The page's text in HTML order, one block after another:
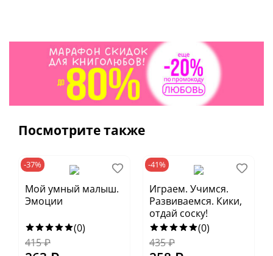
Посмотрите также
-37%
Мой умный малыш.
Эмоции
(0)
415₽
-41%
Играем. Учимся.
Развиваемся. Кики,
отдай соску!
(0)
435₽